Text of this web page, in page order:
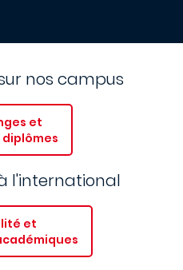
nos campus
et
l'international
et